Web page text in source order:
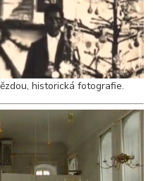
historická fotografie.